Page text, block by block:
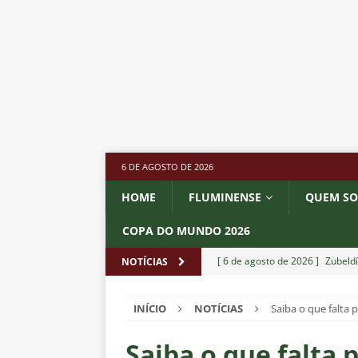
6 DE AGOSTO DE 2026
HOME FLUMINENSE QUEM
COPA DO MUNDO 2026
NOTÍCIAS [ 6 de agosto de 2026 ]
[ 6 de agosto de 2026 ] Notas
INÍCIO NOTÍCIAS Saiba o que falta